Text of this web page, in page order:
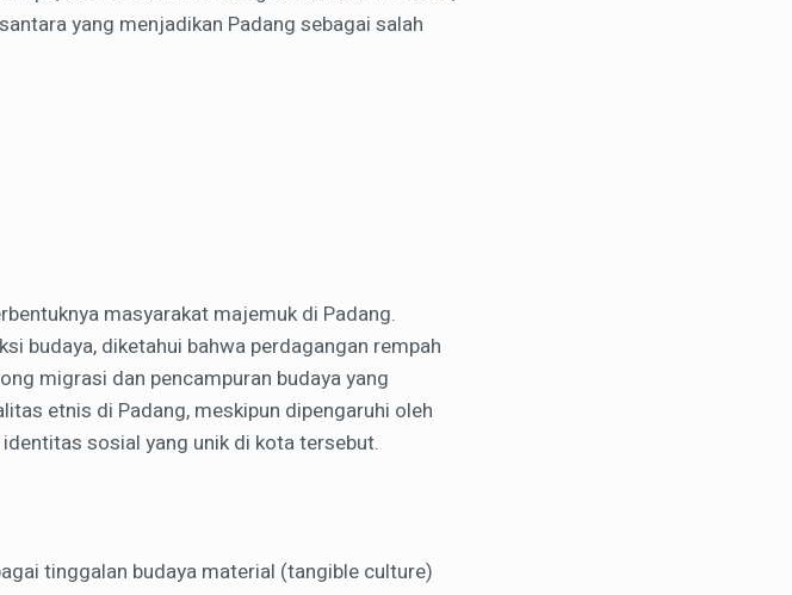
yang menjadikan Padang sebagai salah
masyarakat majemuk di Padang.
budaya, diketahui bahwa perdagangan rempah
migrasi dan pencampuran budaya yang
etnis di Padang, meskipun dipengaruhi oleh
sosial yang unik di kota tersebut.
tinggalan budaya material (tangible culture)